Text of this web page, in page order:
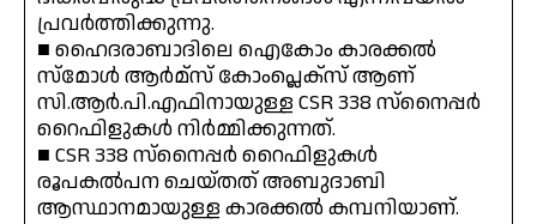
പ്രവർത്തിക്കുന്നു.
■ ഹൈദരാബാദിലെ ഐകോം കാരക്കൽ
സ്‌മോൾ ആർമ്സ് കോംപ്ലെക്സ് ആണ്
സി.ആർ.പി.എഫിനായുള്ള CSR 338 സ്നൈപ്പർ
റൈഫിളുകൾ നിർമ്മിക്കുന്നത്.
■ CSR 338 സ്നൈപ്പർ റൈഫിളുകൾ
രൂപകൽപന ചെയ്തത് അബുദാബി
ആസ്ഥാനമായുള്ള കാരക്കൽ കമ്പനിയാണ്.